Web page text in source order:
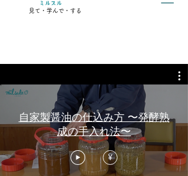
見て・学んで・する
自家製醤油の仕込み方 〜発酵熟
成の手入れ法〜
¥